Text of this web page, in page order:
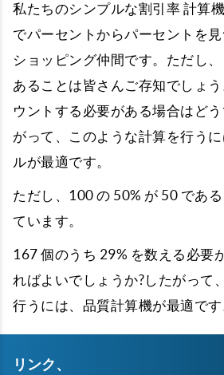
私たちのシンプルな割引率 計算
でパーセントからパーセントを
ショッピング仲間です。ただし
あることは皆さんご存知でしょ
ウントする必要がある場合はど
がって、このような計算を行う
ルが最適です。
ただし、100 の 50% が 50 であ
ています。
167 個のうち 29% を数える必要
ればよいでしょうか?したがって
行うには、品質計算機が最適です
リンク、